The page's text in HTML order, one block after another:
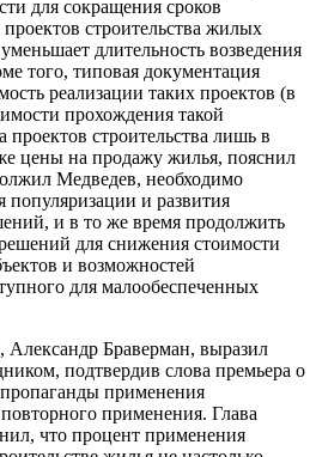
для сокращения сроков
строительства жилых
длительность возведения
того, типовая документация
реализации таких проектов (в
прохождения такой
проектов строительства лишь в
цены на продажу жилья, пояснил
Медведев, необходимо
популяризации и развития
и в то же время продолжить
для снижения стоимости
и возможностей
для малообеспеченных
Александр Браверман, выразил
подтвердив слова премьера о
применения
применения. Глава
что процент применения